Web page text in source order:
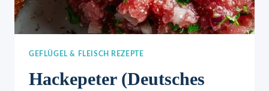
GEFLÜGEL & FLEISCH REZEPTE
Hackepeter (deutsches